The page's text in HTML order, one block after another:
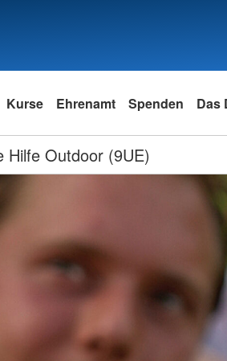
Kurse Ehrenamt Spenden Das
Hilfe Outdoor (9UE)